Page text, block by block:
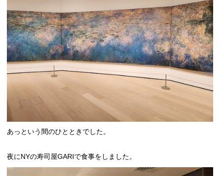
あっという間のひとときでした。
夜にNYの寿司屋GARIで食事をしました。